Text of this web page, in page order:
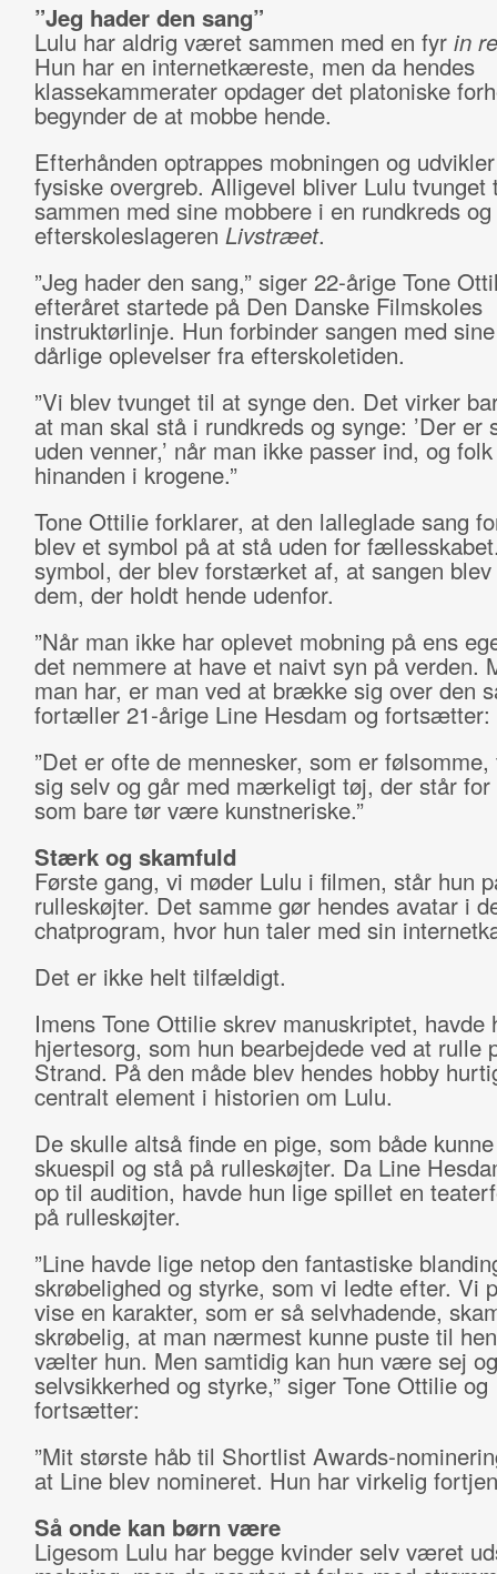
”Jeg hader den sang”
Lulu har aldrig været sammen med en fyr in
Hun har en internetkæreste, men da hendes
klassekammerater opdager det platoniske
begynder de at mobbe hende.
Efterhånden optrappes mobningen og
fysiske overgreb. Alligevel bliver Lulu tvunget
sammen med sine mobbere i en rundkreds
efterskoleslageren Livstræet.
”Jeg hader den sang,” siger 22-årige Tone
efteråret startede på Den Danske Filmskoles
instruktørlinje. Hun forbinder sangen med
dårlige oplevelser fra efterskoletiden.
”Vi blev tvunget til at synge den. Det virker
at man skal stå i rundkreds og synge: ’Der er
uden venner,’ når man ikke passer ind, og
hinanden i krogene.”
Tone Ottilie forklarer, at den lalleglade sang
blev et symbol på at stå uden for
symbol, der blev forstærket af, at sangen
dem, der holdt hende udenfor.
”Når man ikke har oplevet mobning på ens
det nemmere at have et naivt syn på verden.
man har, er man ved at brække sig over den
fortæller 21-årige Line Hesdam og fortsætter:
”Det er ofte de mennesker, som er
sig selv og går med mærkeligt tøj, der står
som bare tør være kunstneriske.”
Stærk og skamfuld
Første gang, vi møder Lulu i filmen, står hun
rulleskøjter. Det samme gør hendes avatar i
chatprogram, hvor hun taler med sin
Det er ikke helt tilfældigt.
Imens Tone Ottilie skrev manuskriptet, havde
hjertesorg, som hun bearbejdede ved at rulle
Strand. På den måde blev hendes hobby
centralt element i historien om Lulu.
De skulle altså finde en pige, som både
skuespil og stå på rulleskøjter. Da Line
op til audition, havde hun lige spillet en
på rulleskøjter.
”Line havde lige netop den fantastiske
skrøbelighed og styrke, som vi ledte efter. Vi
vise en karakter, som er så selvhadende,
skrøbelig, at man nærmest kunne puste til
vælter hun. Men samtidig kan hun være sej
selvsikkerhed og styrke,” siger Tone Ottilie og
fortsætter:
”Mit største håb til Shortlist Awards-
at Line blev nomineret. Hun har virkelig
Så onde kan børn være
Ligesom Lulu har begge kvinder selv været